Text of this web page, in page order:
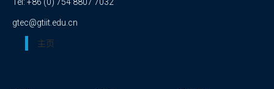
gtec@gtiit.edu.cn
主页